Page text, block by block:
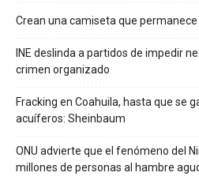
Crean una camiseta que
INE deslinda a partidos de impedir
crimen organizado
Fracking en Coahuila, hasta que se
acuíferos: Sheinbaum
ONU advierte que el fenómeno del
millones de personas al hambre